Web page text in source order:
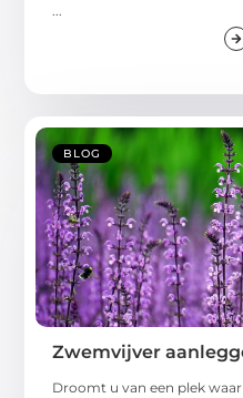
...
BLOG
Zwemvijver
Droomt u van een plek